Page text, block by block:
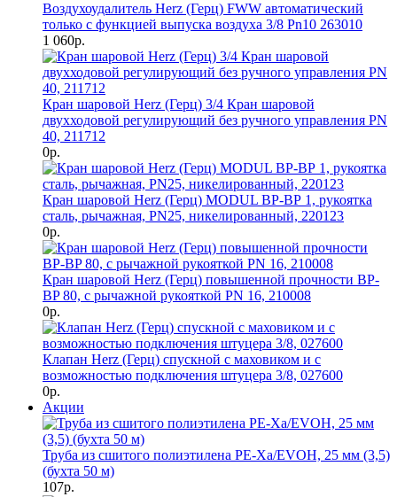
Воздухоудалитель Herz (Герц) FWW автоматический
только с функцией выпуска воздуха 3/8 Pn10 263010
1 060р.
Кран шаровой Herz (Герц) 3/4 Кран шаровой
двухходовой регулирующий без ручного управления PN
40, 211712
0р.
Кран шаровой Herz (Герц) MODUL ВР-ВР 1, рукоятка
сталь, рычажная, PN25, никелированный, 220123
0р.
Кран шаровой Herz (Герц) повышенной прочности BP-
BP 80, с рычажной рукояткой PN 16, 210008
0р.
Клапан Herz (Герц) спускной с маховиком и с
возможностью подключения штуцера 3/8, 027600
0р.
Акции
Труба из сшитого полиэтилена PE-Xa/EVOH, 25 мм (3,5)
(бухта 50 м)
107р.